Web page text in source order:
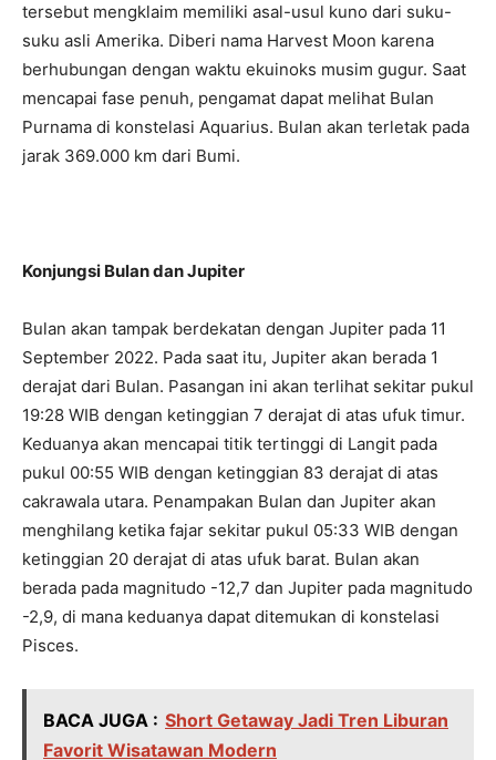
tersebut mengklaim memiliki asal-usul kuno dari suku-
suku asli Amerika. Diberi nama Harvest Moon karena
berhubungan dengan waktu ekuinoks musim gugur. Saat
mencapai fase penuh, pengamat dapat melihat Bulan
Purnama di konstelasi Aquarius. Bulan akan terletak pada
jarak 369.000 km dari Bumi.
Konjungsi Bulan dan Jupiter
Bulan akan tampak berdekatan dengan Jupiter pada 11
September 2022. Pada saat itu, Jupiter akan berada 1
derajat dari Bulan. Pasangan ini akan terlihat sekitar pukul
19:28 WIB dengan ketinggian 7 derajat di atas ufuk timur.
Keduanya akan mencapai titik tertinggi di Langit pada
pukul 00:55 WIB dengan ketinggian 83 derajat di atas
cakrawala utara. Penampakan Bulan dan Jupiter akan
menghilang ketika fajar sekitar pukul 05:33 WIB dengan
ketinggian 20 derajat di atas ufuk barat. Bulan akan
berada pada magnitudo -12,7 dan Jupiter pada magnitudo
-2,9, di mana keduanya dapat ditemukan di konstelasi
Pisces.
BACA JUGA : Short Getaway Jadi Tren Liburan
Favorit Wisatawan Modern